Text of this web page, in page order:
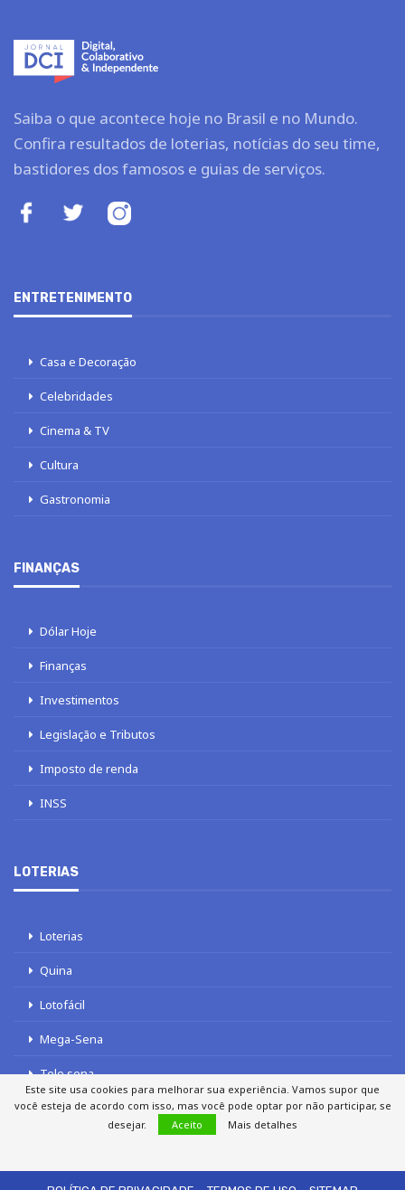
Saiba o que acontece hoje no Brasil e no Mundo.
Confira resultados de loterias, notícias do seu time,
bastidores dos famosos e guias de serviços.
ENTRETENIMENTO
Casa e Decoração
Celebridades
Cinema & TV
Cultura
Gastronomia
FINANÇAS
Dólar Hoje
Finanças
Investimentos
Legislação e Tributos
Imposto de renda
INSS
LOTERIAS
Loterias
Quina
Lotofácil
Mega-Sena
Tele sena
Este site usa cookies para melhorar sua experiência. Vamos supor que
você esteja de acordo com isso, mas você pode optar por não participar, se
desejar.
Aceito Mais detalhes